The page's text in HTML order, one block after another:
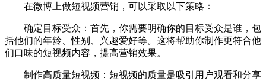
在微博上做短视频营销，可以采取以下策略：
确定目标受众：首先，你需要明确你的目标受众是谁，包
括他们的年龄、性别、兴趣爱好等。这将帮助你制作更符合他
们口味的短视频内容，提高营销效果。
制作高质量短视频：短视频的质量是吸引用户观看和分享